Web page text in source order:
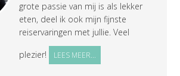
grote passie van mij is als lekker
eten, deel ik ook mijn fijnste
reiservaringen met jullie. Veel
plezier!
LEES MEER...